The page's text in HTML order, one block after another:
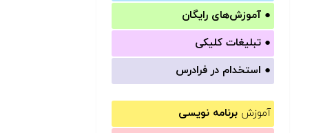
● آموزش‌های رایگان
● تبلیغات کلیکی
● استخدام در فرادرس
آموزش برنامه نویسی